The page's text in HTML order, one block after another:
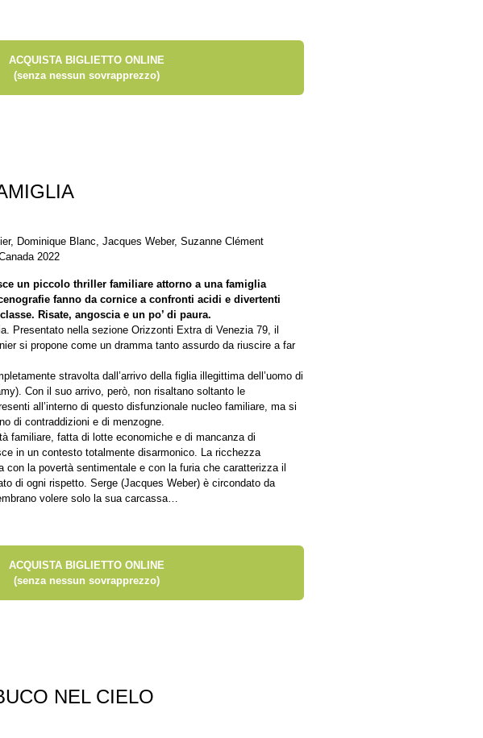
ACQUISTA BIGLIETTO ONLINE
(senza nessun sovrapprezzo)
Dominique Blanc, Jacques Weber, Suzanne Clément
2022
un piccolo thriller familiare attorno a una famiglia
fanno da cornice a confronti acidi e divertenti
Risate, angoscia e un po’ di paura.
Presentato nella sezione Orizzonti Extra di Venezia 79, il
si propone come un dramma tanto assurdo da riuscire a far
stravolta dall’arrivo della figlia illegittima dell’uomo di
Con il suo arrivo, però, non risaltano soltanto le
all’interno di questo disfunzionale nucleo familiare, ma si
di contraddizioni e di menzogne.
familiare, fatta di lotte economiche e di mancanza di
in un contesto totalmente disarmonico. La ricchezza
la povertà sentimentale e con la furia che caratterizza il
di ogni rispetto. Serge (Jacques Weber) è circondato da
volere solo la sua carcassa…
ACQUISTA BIGLIETTO ONLINE
(senza nessun sovrapprezzo)
NEL CIELO